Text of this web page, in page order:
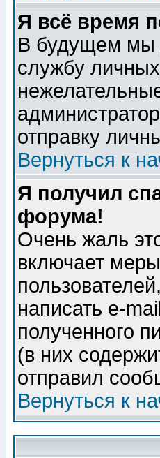
Я всё время
В будущем мы
службу
отправку
Вернуться к
Я получил
форума!
Очень жаль
включает
написать e-
полученного
(в них
отправил
Вернуться к